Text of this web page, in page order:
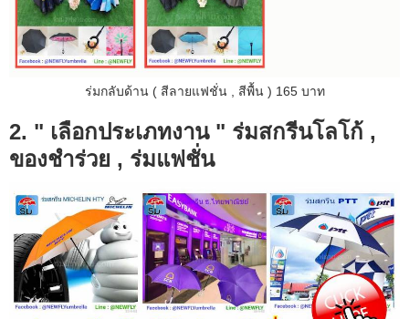
ร่มกลับด้าน ( สีลายแฟชั่น , สีพื้น ) 165 บาท
2. " เลือกประเภทงาน " ร่มสกรีนโลโก้ ,
ของชำร่วย , ร่มแฟชั่น